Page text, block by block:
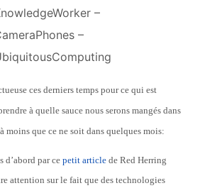
–
–
ces derniers temps pour ce qui est
à quelle sauce nous serons mangés dans
moins que ce ne soit dans quelques mois:
d’abord par cepetit articlede Red Herring
attention sur le fait que des technologies